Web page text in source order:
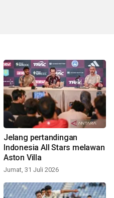
Jelang pertandingan
Indonesia All Stars melawan
Aston Villa
Jumat, 31 Juli 2026